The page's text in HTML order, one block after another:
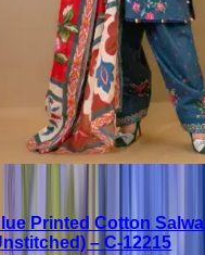
Printed Cotton
– C-12215